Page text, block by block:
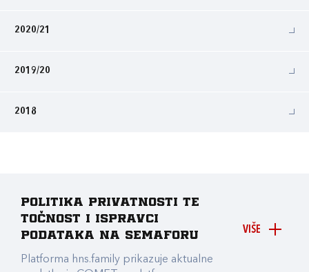
2020/21
2019/20
2018
VIŠE
Politika privatnosti te
točnost i ispravci
podataka na Semaforu
Platforma hns.family prikazuje aktualne